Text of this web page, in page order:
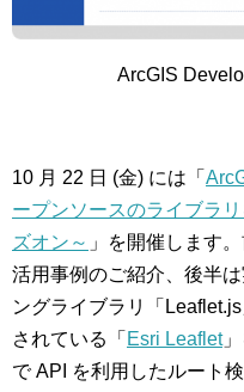
ArcGIS
10 月 22 日 (金) には「
ープンソースのライブラ
ズオン～ 」を開催します
活用事例のご紹介、後半
ングライブラリ「
されている「 Esri Leaflet
で API を利用したルート